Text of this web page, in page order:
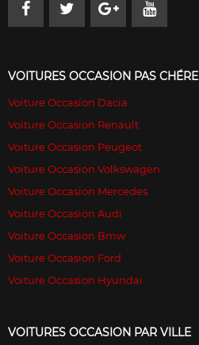
VOITURES OCCASION PAS CHÉRE
Voiture Occasion Dacia
Voiture Occasion Renault
Voiture Occasion Peugeot
Voiture Occasion Volkswagen
Voiture Occasion Mercedes
Voiture Occasion Audi
Voiture Occasion Bmw
Voiture Occasion Ford
Voiture Occasion Hyundai
VOITURES OCCASION PAR VILLE